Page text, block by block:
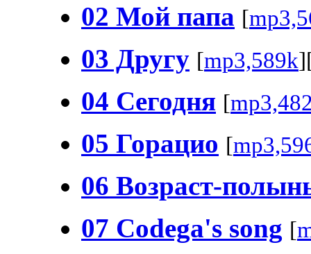
02 Мой папа [
03 Другу [mp3,589k
04 Сегодня [
05 Горацио [
06 Возраст-
07 Codega's song [